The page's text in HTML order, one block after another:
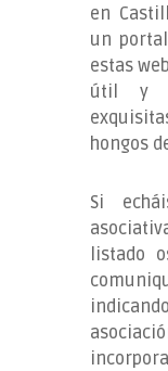
en
un
estas
útil y
hongos
Si
listado